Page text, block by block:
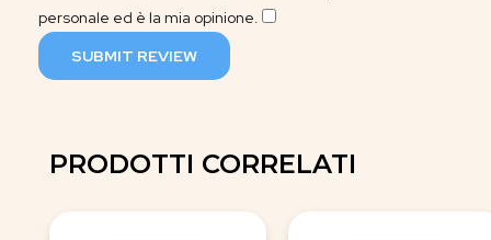
personale ed è la mia opinione.
SUBMIT REVIEW
PRODOTTI CORRELATI